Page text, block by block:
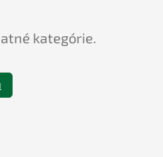
kategórie.